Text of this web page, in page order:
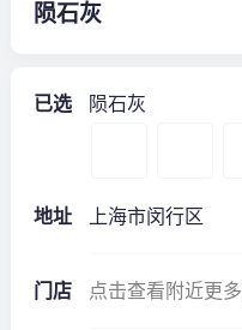
陨石灰
已选 陨石灰
地址 上海市闵行区
门店 点击查看附近更